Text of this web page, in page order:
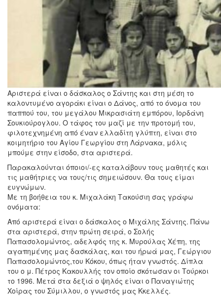
Αριστερά είναι ο δάσκαλος ο Σάντης και στη μέση το
καλοντυμένο αγοράκι είναι ο Δάνος, από το όνομα του
παππού του, του μεγάλου Μικρασιάτη εμπόρου, Ιορδάνη
Σουκιούρογλου. Ο τάφος του μαζί με την προτομή του,
φιλοτεχνημένη από έναν ελλαδίτη γλύπτη, είναι στο
κοιμητήριο του Αγίου Γεωργίου στη Λάρνακα, μόλις
μπούμε στην είσοδο, στα αριστερά.
Παρακαλούνται όποιοι/-ες καταλάβουν τους μαθητές και
τις μαθήτριες να τους/τις σημειώσουν. Θα τους είμαι
ευγνώμων.
Με τη βοήθεια του κ. Μιχαλάκη Τακούσιη σας γράφω
ονόματα:
Από αριστερά είναι ο δάσκαλος ο Μιχάλης Σάντης. Πάνω
στα αριστερά, στην πρώτη σειρά, ο Σολής
Παπασολομώντος, αδελφός της κ. Μυρούλας Χέπη, της
αγαπημένης μας δασκάλας, και του ήρωά μας, Γεώργιου
Παπασολομώντος,του Κόκου, όπως ήταν γνωστός. Δίπλα
του ο μ. Πέτρος Κακουλλής τον οποίο σκότωσαν οι Τούρκοι
το 1996. Μετά στα δεξιά ο ψηλός είναι ο Παναγιώτης
Χοίρας του Σύμιλλου, ο γνωστός μας Κκελλές.